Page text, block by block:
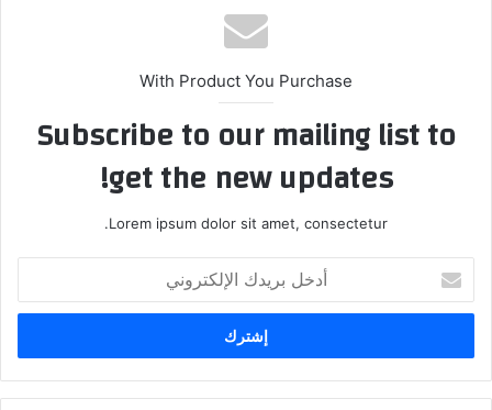
ب
With Product You Purchase
Subscribe to our mailing list to
get the new updates!
Lorem ipsum dolor sit amet, consectetur.
خ
ب
ر